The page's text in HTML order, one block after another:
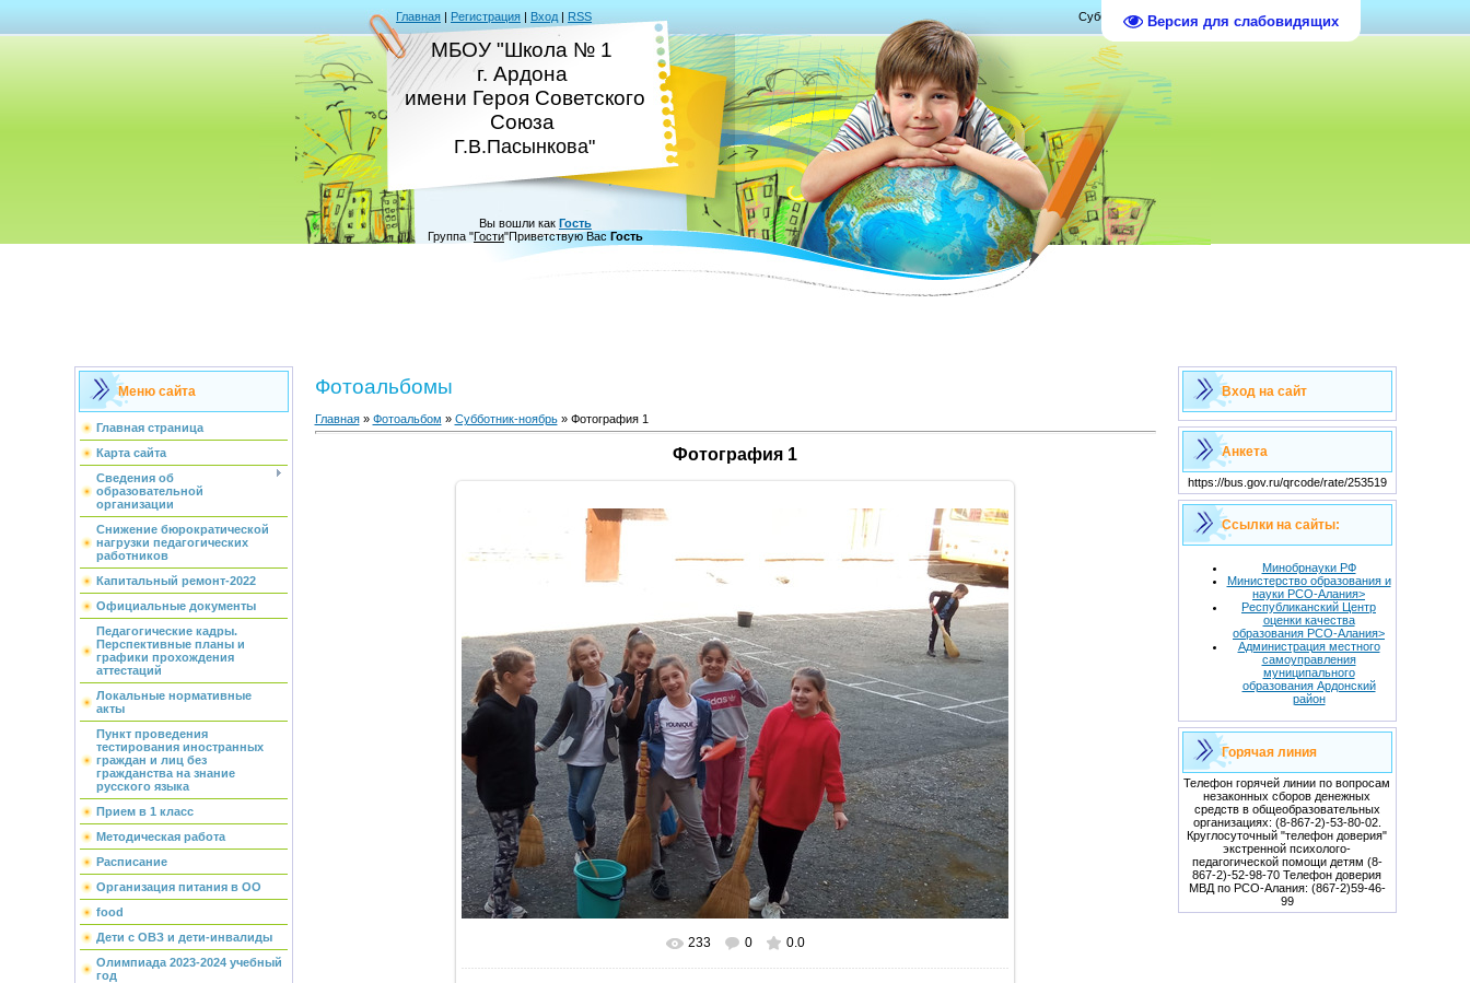
Версия для слабовидящих
Главная | Регистрация | Вход | RSS Суббота, 08.08.2026, 07:31
МБОУ "Школа № 1
г. Ардона
имени Героя Советского
Союза
Г.В.Пасынкова"
Вы вошли как Гость
Группа "Гости"Приветствую Вас Гость
Меню сайта
Главная страница
Карта сайта
Сведения об
образовательной
организации
Снижение бюрократической
нагрузки педагогических
работников
Капитальный ремонт-2022
Официальные документы
Педагогические кадры.
Перспективные планы и
графики прохождения
аттестаций
Локальные нормативные
акты
Пункт проведения
тестирования иностранных
граждан и лиц без
гражданства на знание
русского языка
Прием в 1 класс
Методическая работа
Расписание
Организация питания в ОО
food
Дети с ОВЗ и дети-инвалиды
Олимпиада 2023-2024 учебный
год
Фотоальбомы
Главная» Фотоальбом » Субботник-ноябрь» Фотография 1
Фотография 1
В реальном размере 1040x780
233 0 0.0
Вход на сайт
Анкета
https://bus.gov.ru/qrcode/rate/253519
Ссылки на сайты:
Минобрнауки РФ
Министерство образования и
науки РСО-Алания>
Республиканский Центр
оценки качества
образования РСО-Алания>
Администрация местного
самоуправления
муниципального
образования Ардонский
район
Горячая линия
Телефон горячей линии по вопросам
незаконных сборов денежных
средств в общеобразовательных
организациях: (8-867-2)-53-80-02.
Круглосуточный "телефон доверия"
экстренной психолого-
педагогической помощи детям (8-
867-2)-52-98-70 Телефон доверия
МВД по РСО-Алания: (867-2)59-46-
99